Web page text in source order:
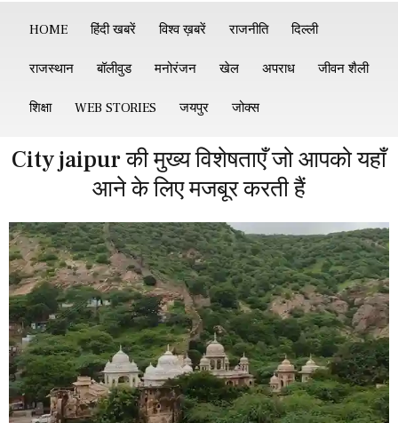
HOME हिंदी खबरें विश्व ख़बरें राजनीति दिल्ली
राजस्थान बॉलीवुड मनोरंजन खेल अपराध जीवन शैली
शिक्षा WEB STORIES जयपुर जोक्स
City jaipur की मुख्य विशेषताएँ जो आपको यहाँ
आने के लिए मजबूर करती हैं